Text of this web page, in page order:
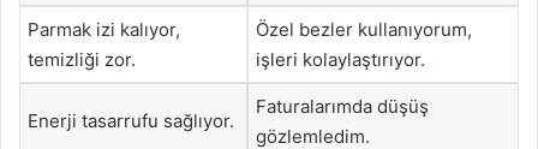
Parmak izi kalıyor,
temizliği zor.
Özel bezler kullanıyorum,
işleri kolaylaştırıyor.
Enerji tasarrufu sağlıyor.
Faturalarımda düşüş
gözlemledim.